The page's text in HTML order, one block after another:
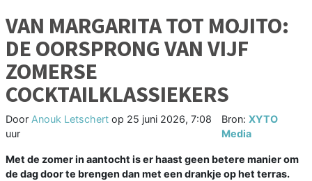
VAN MARGARITA TOT MOJITO:
DE OORSPRONG VAN VIJF
ZOMERSE
COCKTAILKLASSIEKERS
Door Anouk Letschert op 25 juni 2026, 7:08
uur
Bron: XYTO
Media
Met de zomer in aantocht is er haast geen betere manier om
de dag door te brengen dan met een drankje op het terras.